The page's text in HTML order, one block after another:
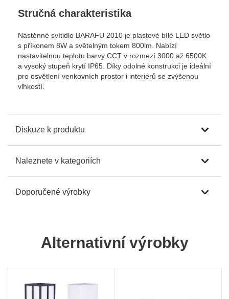
Stručná charakteristika
Nástěnné svítidlo BARAFU 2010 je plastové bílé LED světlo
s příkonem 8W a světelným tokem 800lm. Nabízí
nastavitelnou teplotu barvy CCT v rozmezí 3000 až 6500K
a vysoký stupeň krytí IP65. Díky odolné konstrukci je ideální
pro osvětlení venkovních prostor i interiérů se zvýšenou
vlhkostí.
Diskuze k produktu
Naleznete v kategoriích
Doporučené výrobky
Alternativní výrobky